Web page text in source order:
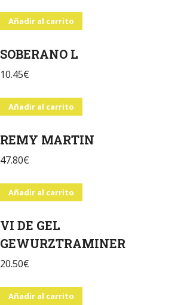
Añadir al carrito
SOBERANO L
10.45€
Añadir al carrito
REMY MARTIN
47.80€
Añadir al carrito
VI DE GEL
GEWURZTRAMINER
20.50€
Añadir al carrito